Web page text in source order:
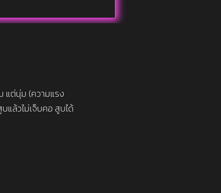
แต่นุ่ม (ความแรง
แล้วไม่เจ็บคอ สูบได้